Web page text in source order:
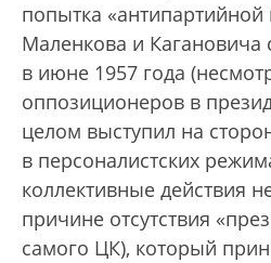
попытка
Маленкова и Кагановича
в июне 1957 года
оппозиционеров в
целом выступил на
в персоналистских
коллективные действия
причине отсутствия
самого ЦК), который